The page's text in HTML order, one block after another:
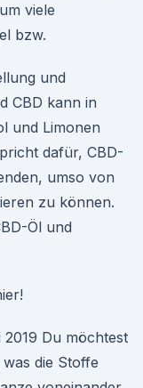
viele
bzw.
und
CBD kann in
und Limonen
dafür, CBD-
umso von
zu können.
Öl und
2019 Du möchtest
die Stoffe